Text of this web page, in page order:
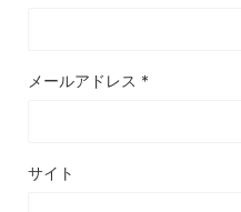
メールアドレス *
サイト